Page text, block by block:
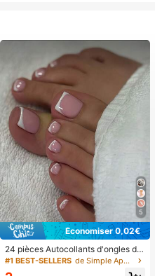
5
Économiser 0,02€
24 pièces Autocollants d'ongles d'o
rteil carrés pour créer de nouveaux
designs d'ongles ! Base nude rétro
#1 BEST-SELLERS de Simple Appuyez sur les faux ongles